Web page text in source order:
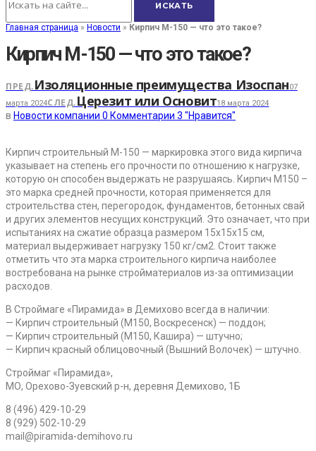
Главная страница » Новости » Кирпич М-150 — что это такое?
Кирпич М-150 — что это такое?
ПРЕД.Изоляционные преимущества Изоспан07
марта 2024СЛЕД.Церезит или Основит18 марта 2024
в Новости компании 0 Комментарии 3 "Нравится"
Кирпич строительный М-150 — маркировка этого вида кирпича
указывает на степень его прочности по отношению к нагрузке,
которую он способен выдержать не разрушаясь. Кирпич М150 –
это марка средней прочности, которая применяется для
строительства стен, перегородок, фундаментов, бетонных свай
и других элементов несущих конструкций. Это означает, что при
испытаниях на сжатие образца размером 15х15х15 см,
материал выдерживает нагрузку 150 кг/см2. Стоит также
отметить что эта марка строительного кирпича наиболее
востребована на рынке стройматериалов из-за оптимизации
расходов.
В Строймаге «Пирамида» в Демихово всегда в наличии:
— Кирпич строительный (М150, Воскресенск) — поддон;
— Кирпич строительный (М150, Кашира) — штучно;
— Кирпич красный облицовочный (Вышний Волочек) — штучно.
Строймаг «Пирамида»,
МО, Орехово-Зуевский р-н, деревня Демихово, 1Б
8 (496) 429-10-29
8 (929) 502-10-29
mail@piramida-demihovo.ru